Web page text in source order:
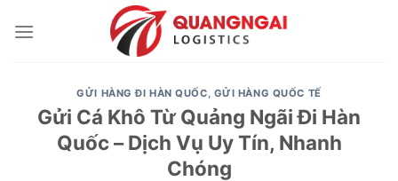
GỬI HÀNG ĐI HÀN QUỐC, GỬI HÀNG QUỐC TẾ
Gửi Cá Khô Từ Quảng Ngãi Đi Hàn
Quốc – Dịch Vụ Uy Tín, Nhanh
Chóng